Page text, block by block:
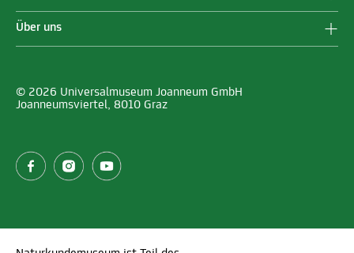
Über uns
© 2026 Universalmuseum Joanneum GmbH
Joanneumsviertel, 8010 Graz